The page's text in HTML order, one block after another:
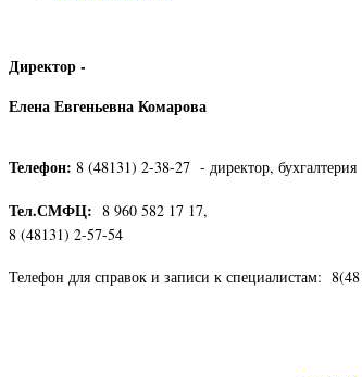
Директор -
Елена Евгеньевна Комарова
Телефон: 8 (48131) 2-38-27 - директор, бухгалтерия
Тел.СМФЦ: 8 960 582 17 17,
8 (48131) 2-57-54
Телефон для справок и записи к специалистам: